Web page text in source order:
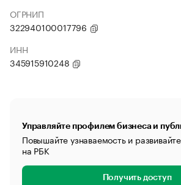
ОГРНИП
322940100017796
ИНН
345915910248
Управляйте профилем бизнеса и
Повышайте узнаваемость и
на РБК
Получить доступ